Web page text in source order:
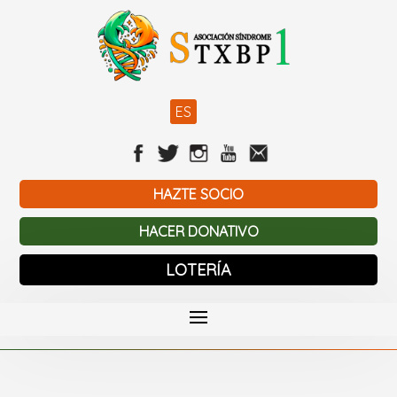
ES
HAZTE SOCIO
HACER DONATIVO
LOTERÍA